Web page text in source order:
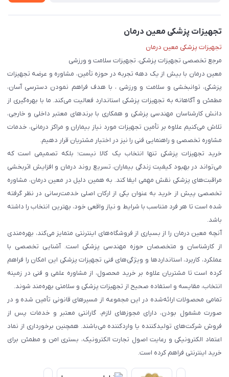
تجهیزات پزشکی معین درمان
تجهیزات پزشکی معین درمان
مرجع تخصصی تجهیزات پزشکی، تجهیزات سلامت و ورزشی
معین درمان با بیش از یک دهه تجربه در حوزه تأمین، مشاوره و عرضه تجهیزات
پزشکی، توانبخشی و سلامت و ورزشی ، با هدف فراهم نمودن دسترسی آسان،
مطمئن و آگاهانه به تجهیزات پزشکی استاندارد فعالیت می‌کند. ما با بهره‌گیری از
دانش کارشناسان مهندسی پزشکی و همکاری با برندهای معتبر داخلی و خارجی،
تلاش می‌کنیم علاوه بر تأمین تجهیزات مورد نیاز بیماران و مراکز درمانی، خدمات
مشاوره تخصصی و راهنمایی فنی را نیز در اختیار مشتریان قرار دهیم.
خرید تجهیزات پزشکی تنها انتخاب یک کالا نیست؛ بلکه تصمیمی است که
می‌تواند در بهبود کیفیت زندگی بیماران، تسریع روند درمان و افزایش اثربخشی
مراقبت‌های پزشکی نقش مهمی ایفا کند. به همین دلیل در معین درمان، مشاوره
تخصصی پیش از خرید به عنوان یکی از ارکان اصلی خدمت‌رسانی در نظر گرفته
شده است تا هر فرد متناسب با شرایط و نیاز واقعی خود، بهترین انتخاب را داشته
باشد.
آنچه معین درمان را از بسیاری از فروشگاه‌های اینترنتی متمایز می‌کند، بهره‌مندی
از کارشناسان و متخصصان حوزه مهندسی پزشکی است. آشنایی تخصصی با
عملکرد، کاربرد، استانداردها و ویژگی‌های فنی تجهیزات پزشکی این امکان را فراهم
کرده است تا مشتریان علاوه بر خرید محصول، از مشاوره علمی و فنی در زمینه
انتخاب، مقایسه و استفاده صحیح از تجهیزات پزشکی و سلامتی بهره‌مند شوند.
تمامی محصولات ارائه‌شده در این مجموعه از مسیرهای قانونی تأمین شده و در
صورت مشمول بودن، دارای مجوزهای لازم، گارانتی معتبر و خدمات پس از
فروش شرکت‌های تولیدکننده یا واردکننده می‌باشند. همچنین برخورداری از نماد
اعتماد الکترونیکی و رعایت اصول تجارت الکترونیک، بستری امن و مطمئن برای
خرید اینترنتی فراهم کرده است.